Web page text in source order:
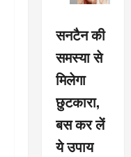
सनटैन की
समस्या से
मिलेगा
छुटकारा,
बस कर लें
ये उपाय